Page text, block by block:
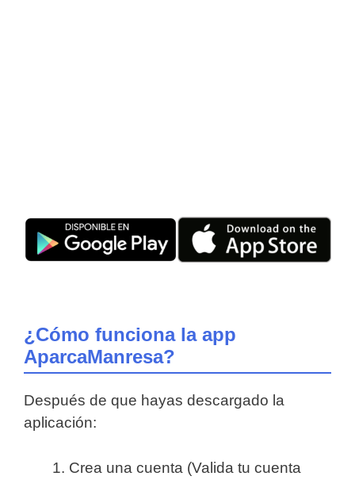
¿Cómo funciona la app
AparcaManresa?
Después de que hayas descargado la
aplicación:
Crea una cuenta (Valida tu cuenta